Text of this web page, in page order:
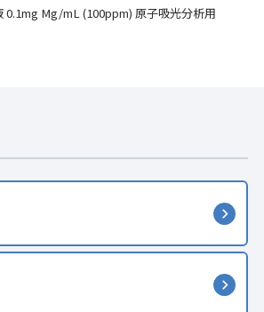
0.1mg Mg/mL (100ppm) 原子吸光分析用